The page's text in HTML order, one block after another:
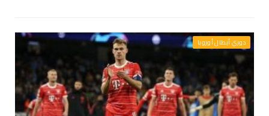
دوري أبطال أوروبا